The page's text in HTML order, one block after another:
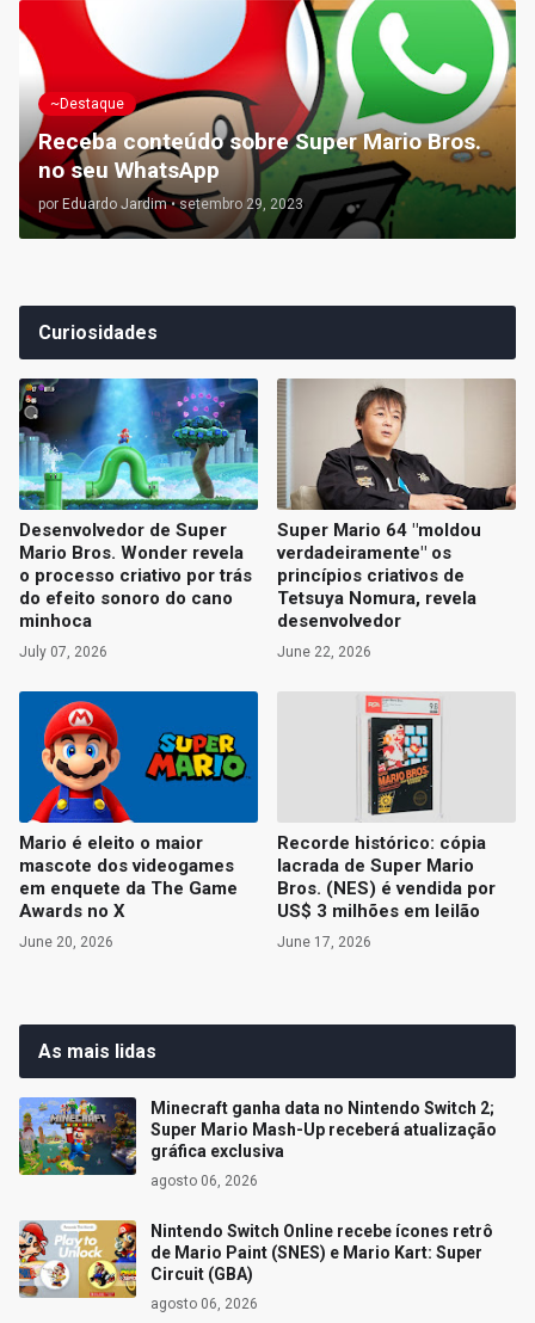
~Destaque
Receba conteúdo sobre Super Mario Bros.
no seu WhatsApp
por Eduardo Jardim • setembro 29, 2023
Curiosidades
Desenvolvedor de Super
Mario Bros. Wonder revela
o processo criativo por trás
do efeito sonoro do cano
minhoca
July 07, 2026
Super Mario 64 "moldou
verdadeiramente" os
princípios criativos de
Tetsuya Nomura, revela
desenvolvedor
June 22, 2026
Mario é eleito o maior
mascote dos videogames
em enquete da The Game
Awards no X
June 20, 2026
Recorde histórico: cópia
lacrada de Super Mario
Bros. (NES) é vendida por
US$ 3 milhões em leilão
June 17, 2026
As mais lidas
Minecraft ganha data no Nintendo Switch 2;
Super Mario Mash-Up receberá atualização
gráfica exclusiva
agosto 06, 2026
Nintendo Switch Online recebe ícones retrô
de Mario Paint (SNES) e Mario Kart: Super
Circuit (GBA)
agosto 06, 2026